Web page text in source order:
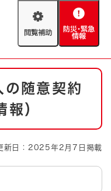
閲
助
防
緊
情
救急・消防
AED設置箇所
随意契約
報）
新日：2025年2月7日掲載